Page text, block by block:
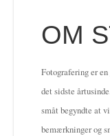
OM
Fotografering er
det sidste
småt begyndte at
bemærkninger og